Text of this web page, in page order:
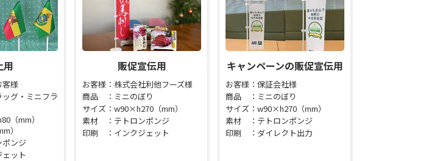
用
客様
グ・ミニフラ
（mm）
）
ンジ
ット
販促宣伝用
お客様：株式会社利他フーズ様
商品 ：ミニのぼり
サイズ：w90×h270（mm）
素材 ：テトロンポンジ
印刷 ：インクジェット
キャンペーンの販促宣伝用
お客様：保証会社様
商品 ：ミニのぼり
サイズ：w90×h270（mm）
素材 ：テトロンポンジ
印刷 ：ダイレクト出力